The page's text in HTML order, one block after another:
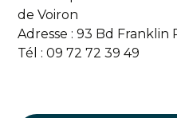
de Voiron
Adresse : 93 Bd Franklin
Tél : 09 72 72 39 49